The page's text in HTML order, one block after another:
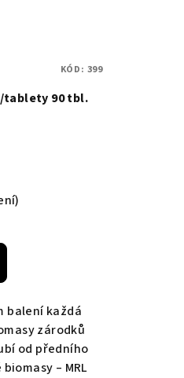
tablety 90 tbl.
balení každá
zárodků
od předního
– MRL
KÓD: 399